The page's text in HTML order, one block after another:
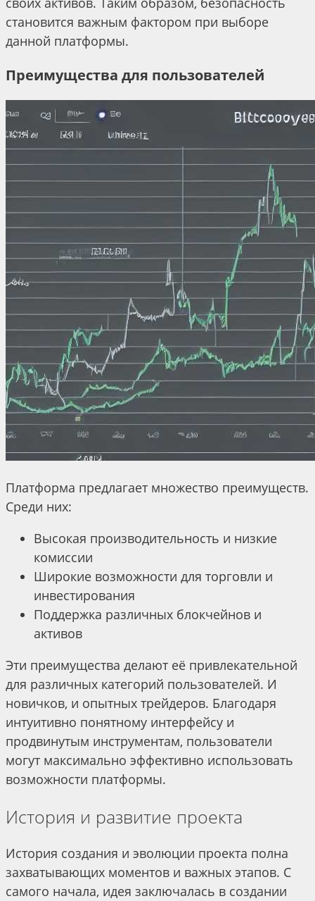
становится важным фактором при выборе
данной платформы.
Преимущества для пользователей
Платформа предлагает множество преимуществ.
Среди них:
Высокая производительность и низкие
комиссии
Широкие возможности для торговли и
инвестирования
Поддержка различных блокчейнов и
активов
Эти преимущества делают её привлекательной
для различных категорий пользователей. И
новичков, и опытных трейдеров. Благодаря
интуитивно понятному интерфейсу и
продвинутым инструментам, пользователи
могут максимально эффективно использовать
возможности платформы.
История и развитие проекта
История создания и эволюции проекта полна
захватывающих моментов и важных этапов. С
самого начала, идея заключалась в создании